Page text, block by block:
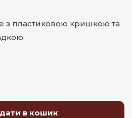
з пластиковою кришкою та
в кошик